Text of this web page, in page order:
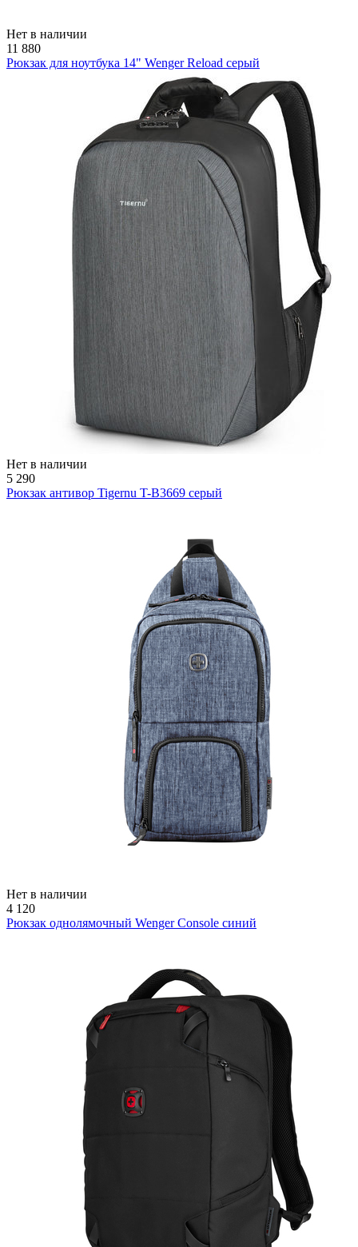
Нет в наличии
11 880
Рюкзак для ноутбука 14" Wenger Reload серый
Нет в наличии
5 290
Рюкзак антивор Tigernu T-B3669 серый
Нет в наличии
4 120
Рюкзак однолямочный Wenger Console синий